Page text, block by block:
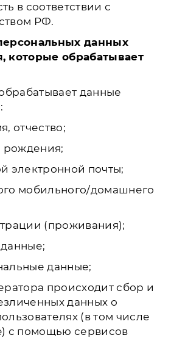
в соответствии с
РФ.
данных
которые обрабатывает
данные
отчество;
рождения;
электронной почты;
мобильного/домашнего
(проживания);
данные;
происходит сбор и
данных о
(в том числе
с помощью сервисов